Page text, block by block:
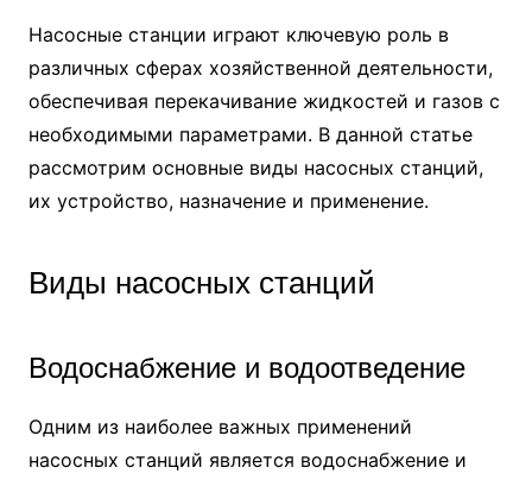
Насосные станции играют ключевую роль в
различных сферах хозяйственной деятельности,
обеспечивая перекачивание жидкостей и газов с
необходимыми параметрами. В данной статье
рассмотрим основные виды насосных станций,
их устройство, назначение и применение.
Виды насосных станций
Водоснабжение и водоотведение
Одним из наиболее важных применений
насосных станций является водоснабжение и